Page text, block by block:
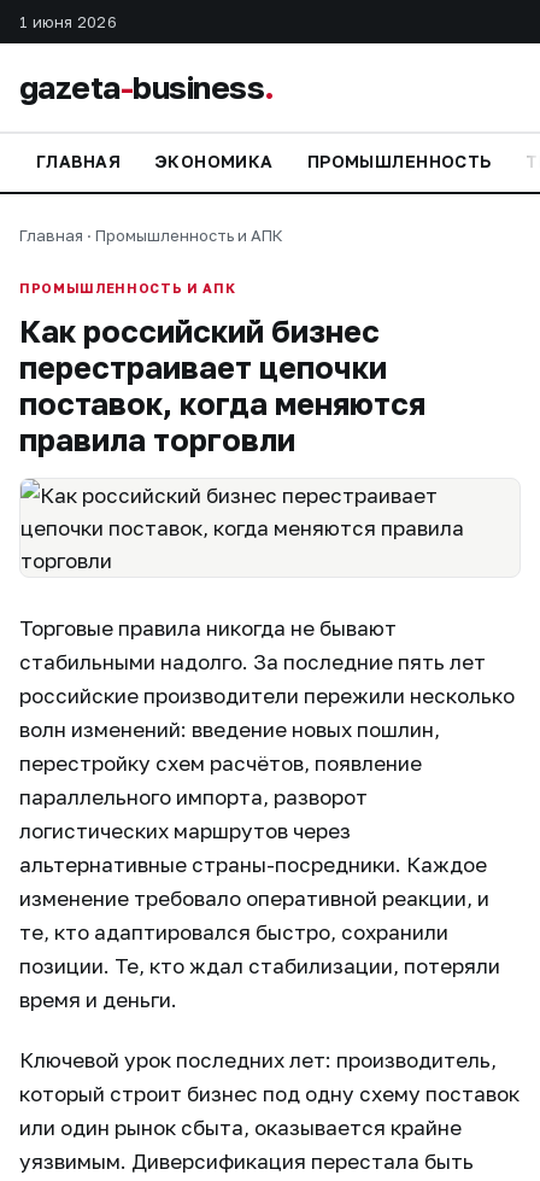
1 июня 2026
gazeta-business.
ГЛАВНАЯ ЭКОНОМИКА ПРОМЫШЛЕННОСТЬ
Главная · Промышленность и АПК
ПРОМЫШЛЕННОСТЬ И АПК
Как российский бизнес
перестраивает цепочки
поставок, когда меняются
правила торговли
Торговые правила никогда не бывают
стабильными надолго. За последние пять лет
российские производители пережили несколько
волн изменений: введение новых пошлин,
перестройку схем расчётов, появление
параллельного импорта, разворот
логистических маршрутов через
альтернативные страны-посредники. Каждое
изменение требовало оперативной реакции, и
те, кто адаптировался быстро, сохранили
позиции. Те, кто ждал стабилизации, потеряли
время и деньги.
Ключевой урок последних лет: производитель,
который строит бизнес под одну схему поставок
или один рынок сбыта, оказывается крайне
уязвимым. Диверсификация перестала быть